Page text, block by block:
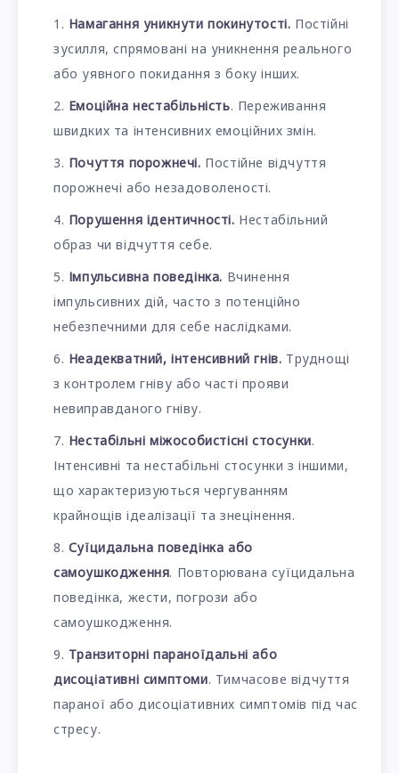
Намагання уникнути покинутості. Постійні
зусилля, спрямовані на уникнення реального
або уявного покидання з боку інших.
Емоційна нестабільність. Переживання
швидких та інтенсивних емоційних змін.
Почуття порожнечі. Постійне відчуття
порожнечі або незадоволеності.
Порушення ідентичності. Нестабільний
образ чи відчуття себе.
Імпульсивна поведінка. Вчинення
імпульсивних дій, часто з потенційно
небезпечними для себе наслідками.
Неадекватний, інтенсивний гнів. Труднощі
з контролем гніву або часті прояви
невиправданого гніву.
Нестабільні міжособистісні стосунки.
Інтенсивні та нестабільні стосунки з іншими,
що характеризуються чергуванням
крайнощів ідеалізації та знецінення.
Суїцидальна поведінка або
самоушкодження. Повторювана суїцидальна
поведінка, жести, погрози або
самоушкодження.
Транзиторні параноїдальні або
дисоціативні симптоми. Тимчасове відчуття
параної або дисоціативних симптомів під час
стресу.